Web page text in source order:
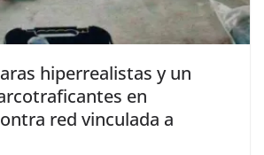
hiperrealistas y un
en
red vinculada a